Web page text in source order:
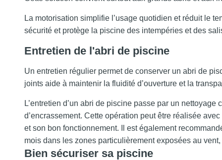
La motorisation simplifie l’usage quotidien et réduit le
sécurité et protège la piscine des intempéries et des
Entretien de l'abri de piscine
Un entretien régulier permet de conserver un abri de
joints aide à maintenir la fluidité d’ouverture et la
L’entretien d’un abri de piscine passe par un
d’encrassement. Cette opération peut être réalisée
et son bon fonctionnement. Il est également
mois dans les zones particulièrement exposées au
Bien sécuriser sa piscine